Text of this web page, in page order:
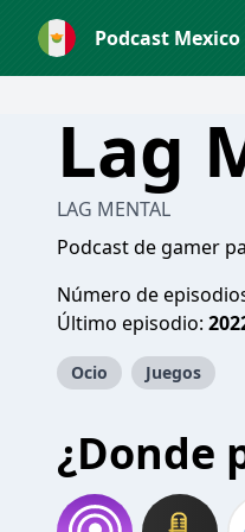
Podcast Mexico
Lag
LAG MENTAL
Podcast de gamer
Número de
Último episodio:
Ocio Juegos
¿Donde